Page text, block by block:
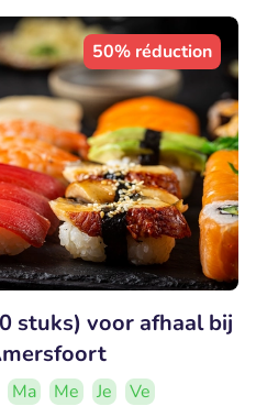
50% réduction
stuks) voor afhaal bij
Ma Me Je
Ve